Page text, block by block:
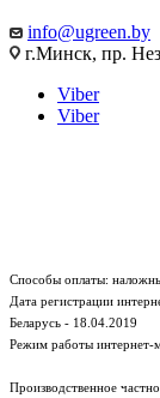
info@ugreen.by
г.Минск, пр.
Viber
Viber
Способы оплаты:
Дата регистрации
Беларусь - 18.04.2019
Режим работы интернет-
Производственное